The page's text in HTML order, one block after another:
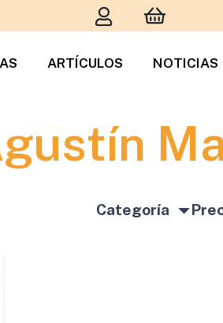
ARTÍCULOS NOTICIAS
Categoría